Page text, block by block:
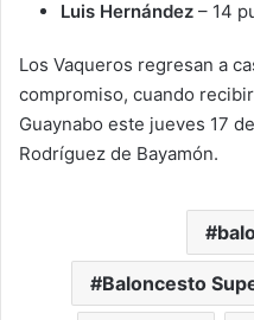
Luis Hernández – 14
Los Vaqueros regresan a
compromiso, cuando
Guaynabo este jueves 17
Rodríguez de Bayamón.
Baloncesto